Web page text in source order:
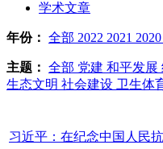
学术文章
年份： 全部 2022 2021 2020
主题： 全部 党建 和平发展
生态文明 社会建设 卫生体
习近平：在纪念中国人民